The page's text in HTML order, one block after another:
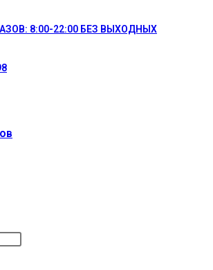
8:00-22:00 БЕЗ ВЫХОДНЫХ